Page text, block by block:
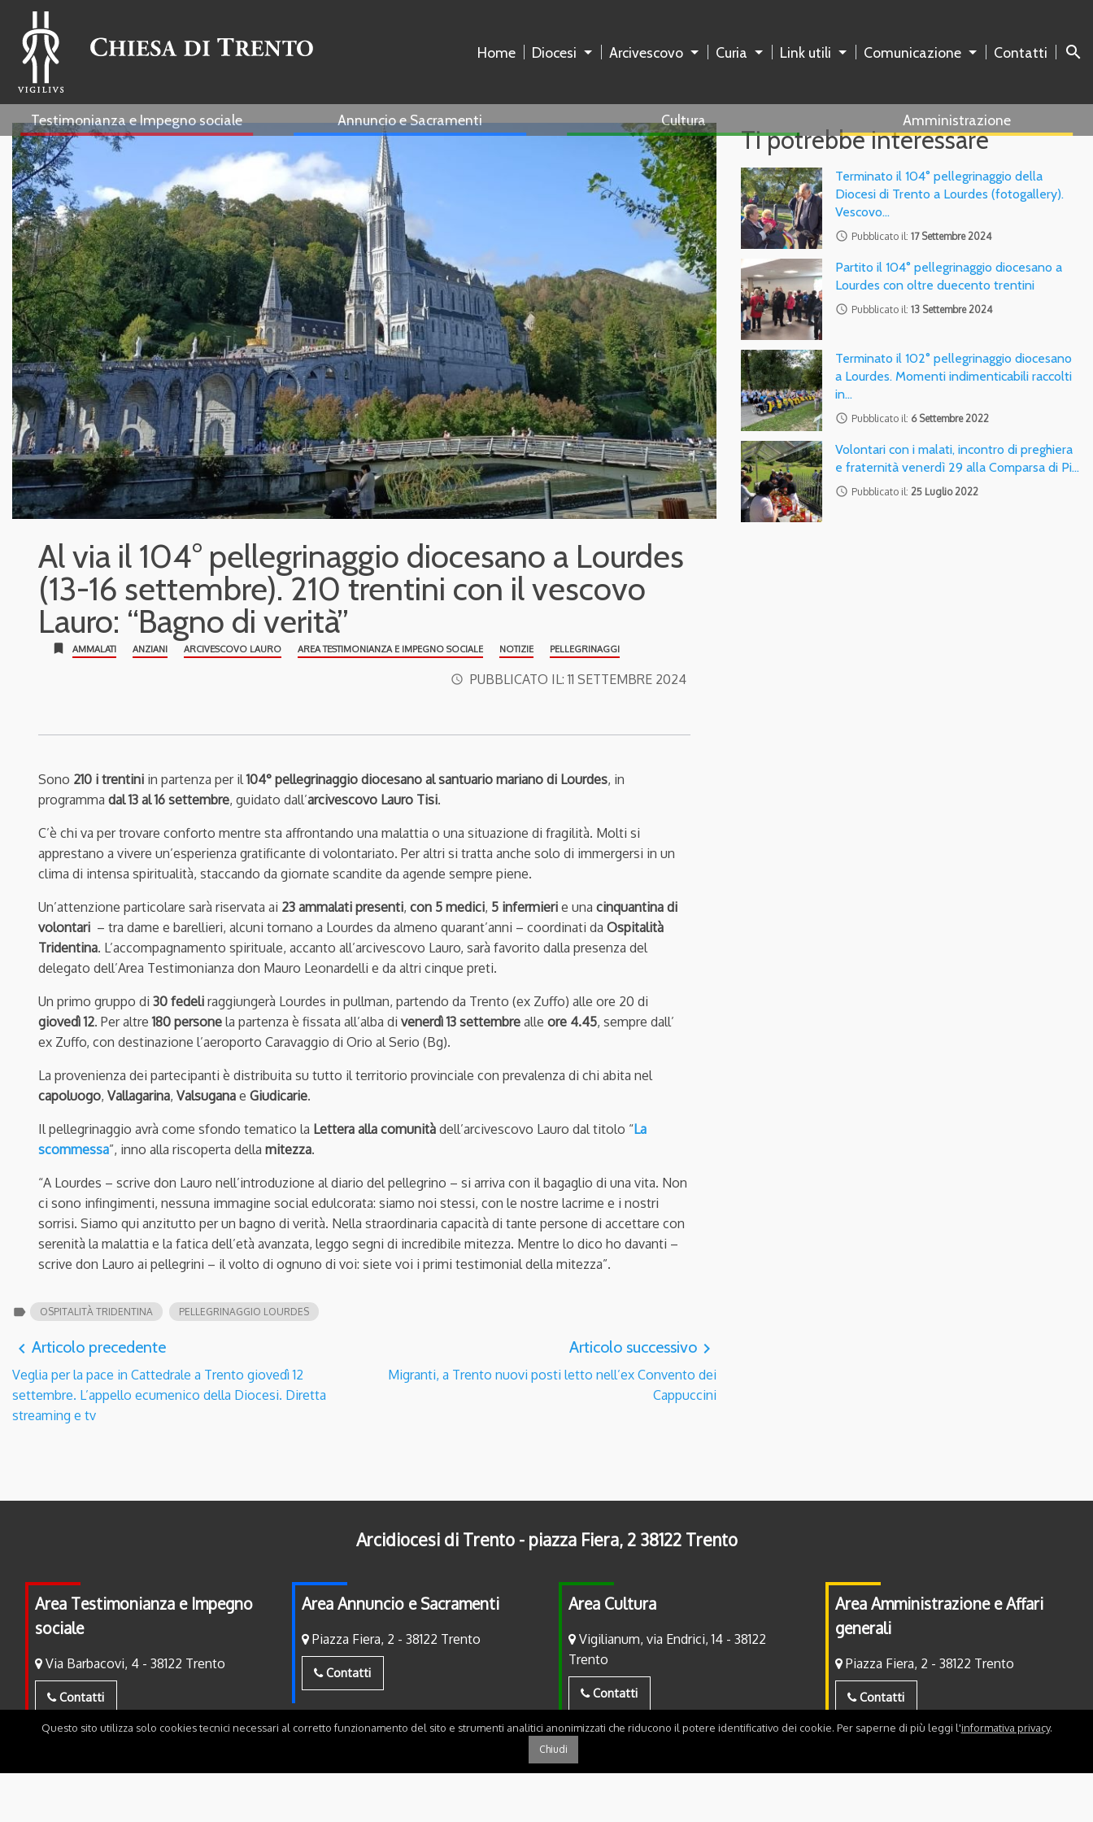
Home Diocesi Arcivescovo Curia Link utili Comunicazione Contatti search
Testimonianza e Impegno sociale Annuncio e Sacramenti Cultura Amministrazione
Al via il 104° pellegrinaggio diocesano a Lourdes
(13-16 settembre). 210 trentini con il vescovo
Lauro: “Bagno di verità”
bookmark AMMALATI ANZIANI ARCIVESCOVO LAURO AREA TESTIMONIANZA E IMPEGNO SOCIALE NOTIZIE PELLEGRINAGGI
access_time PUBBLICATO IL:11 SETTEMBRE 2024
Sono 210 i trentini in partenza per il104° pellegrinaggio diocesano al santuario mariano di Lourdes, in
programma dal 13 al 16 settembre, guidato dall’arcivescovo Lauro Tisi.
C’è chi va per trovare conforto mentre sta affrontando una malattia o una situazione di fragilità. Molti si
apprestano a vivere un’esperienza gratificante di volontariato. Per altri si tratta anche solo di immergersi in un
clima di intensa spiritualità, staccando da giornate scandite da agende sempre piene.
Un’attenzione particolare sarà riservata ai 23 ammalati presenti, con 5 medici, 5 infermieri e una cinquantina di
volontari – tra dame e barellieri, alcuni tornano a Lourdes da almeno quarant’anni – coordinati da Ospitalità
Tridentina. L’accompagnamento spirituale, accanto all’arcivescovo Lauro, sarà favorito dalla presenza del
delegato dell’Area Testimonianza don Mauro Leonardelli e da altri cinque preti.
Un primo gruppo di 30 fedeli raggiungerà Lourdes in pullman, partendo da Trento (ex Zuffo) alle ore 20 di
giovedì 12. Per altre180 persone la partenza è fissata all’alba di venerdì 13 settembre alle ore 4.45, sempre dall’
ex Zuffo, con destinazione l’aeroporto Caravaggio di Orio al Serio (Bg).
La provenienza dei partecipanti è distribuita su tutto il territorio provinciale con prevalenza di chi abita nel
capoluogo, Vallagarina, Valsugana e Giudicarie.
Il pellegrinaggio avrà come sfondo tematico la Lettera alla comunità dell’arcivescovo Lauro dal titolo “La
scommessa”, inno alla riscoperta della mitezza.
“A Lourdes – scrive don Lauro nell’introduzione al diario del pellegrino – si arriva con il bagaglio di una vita. Non
ci sono infingimenti, nessuna immagine social edulcorata: siamo noi stessi, con le nostre lacrime e i nostri
sorrisi. Siamo qui anzitutto per un bagno di verità. Nella straordinaria capacità di tante persone di accettare con
serenità la malattia e la fatica dell’età avanzata, leggo segni di incredibile mitezza. Mentre lo dico ho davanti –
scrive don Lauro ai pellegrini – il volto di ognuno di voi: siete voi i primi testimonial della mitezza”.
label OSPITALITÀ TRIDENTINA PELLEGRINAGGIO LOURDES
navigate_before Articolo precedente
Veglia per la pace in Cattedrale a Trento giovedì 12
settembre. L’appello ecumenico della Diocesi. Diretta
streaming e tv
Articolo successivo navigate_next
Migranti, a Trento nuovi posti letto nell’ex Convento dei
Cappuccini
Ti potrebbe interessare
Terminato il 104° pellegrinaggio della
Diocesi di Trento a Lourdes (fotogallery).
Vescovo…
access_time Pubblicato il:17 Settembre 2024
Partito il 104° pellegrinaggio diocesano a
Lourdes con oltre duecento trentini
access_time Pubblicato il:13 Settembre 2024
Terminato il 102° pellegrinaggio diocesano
a Lourdes. Momenti indimenticabili raccolti
in…
access_time Pubblicato il: 6 Settembre 2022
Volontari con i malati, incontro di preghiera
e fraternità venerdì 29 alla Comparsa di Pi…
access_time Pubblicato il: 25 Luglio 2022
Arcidiocesi di Trento - piazza Fiera, 2 38122 Trento
Area Testimonianza e Impegno
sociale
Via Barbacovi, 4 - 38122 Trento
Contatti
Area Annuncio e Sacramenti
Piazza Fiera, 2 - 38122 Trento
Contatti
Area Cultura
Vigilianum, via Endrici, 14 - 38122
Trento
Contatti
Area Amministrazione e Affari
generali
Piazza Fiera, 2 - 38122 Trento
Contatti
Questo sito utilizza solo cookies tecnici necessari al corretto funzionamento del sito e strumenti analitici anonimizzati che riducono il potere identificativo dei cookie. Per saperne di più leggi l'informativa privacy.
Chiudi